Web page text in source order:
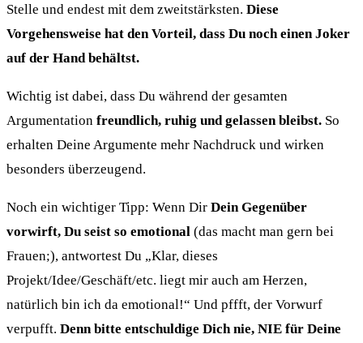
Stelle und endest mit dem zweitstärksten. Diese
Vorgehensweise hat den Vorteil, dass Du noch einen Joker
auf der Hand behältst.
Wichtig ist dabei, dass Du während der gesamten
Argumentation freundlich, ruhig und gelassen bleibst. So
erhalten Deine Argumente mehr Nachdruck und wirken
besonders überzeugend.
Noch ein wichtiger Tipp: Wenn Dir Dein Gegenüber
vorwirft, Du seist so emotional (das macht man gern bei
Frauen;), antwortest Du „Klar, dieses
Projekt/Idee/Geschäft/etc. liegt mir auch am Herzen,
natürlich bin ich da emotional!“ Und pffft, der Vorwurf
verpufft. Denn bitte entschuldige Dich nie, NIE für Deine